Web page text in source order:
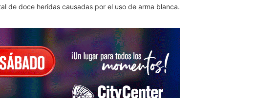
de doce heridas causadas por el uso de arma blanca.